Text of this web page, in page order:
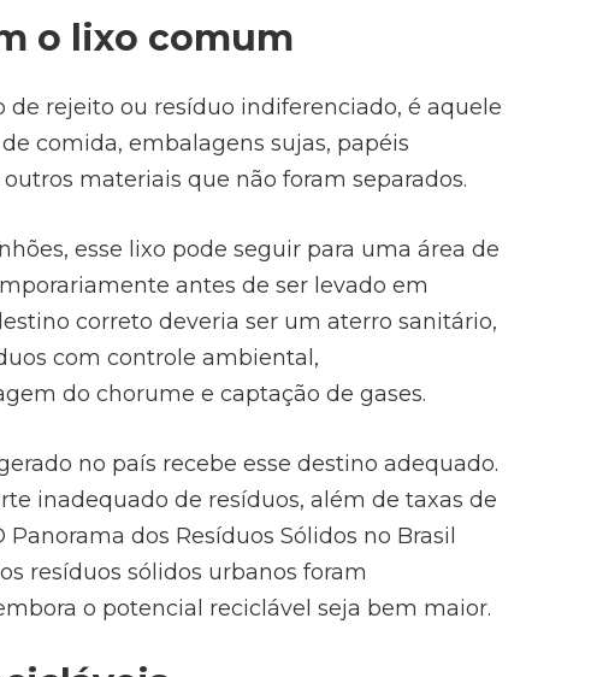
o lixo comum
rejeito ou resíduo indiferenciado, é aquele
comida, embalagens sujas, papéis
materiais que não foram separados.
esse lixo pode seguir para uma área de
antes de ser levado em
correto deveria ser um aterro sanitário,
com controle ambiental,
do chorume e captação de gases.
no país recebe esse destino adequado.
inadequado de resíduos, além de taxas de
dos Resíduos Sólidos no Brasil
resíduos sólidos urbanos foram
o potencial reciclável seja bem maior.